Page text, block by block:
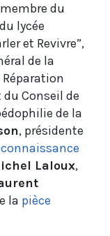
du
lycée
et Revivre”,
de la
du Conseil de
de la
, présidente
Laloux,
la pièce